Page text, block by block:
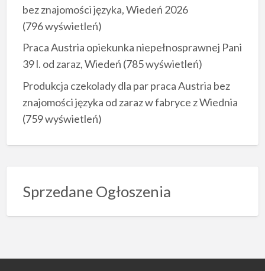
bez znajomości języka, Wiedeń 2026
(796 wyświetleń)
Praca Austria opiekunka niepełnosprawnej Pani
39 l. od zaraz, Wiedeń (785 wyświetleń)
Produkcja czekolady dla par praca Austria bez
znajomości języka od zaraz w fabryce z Wiednia
(759 wyświetleń)
Sprzedane Ogłoszenia